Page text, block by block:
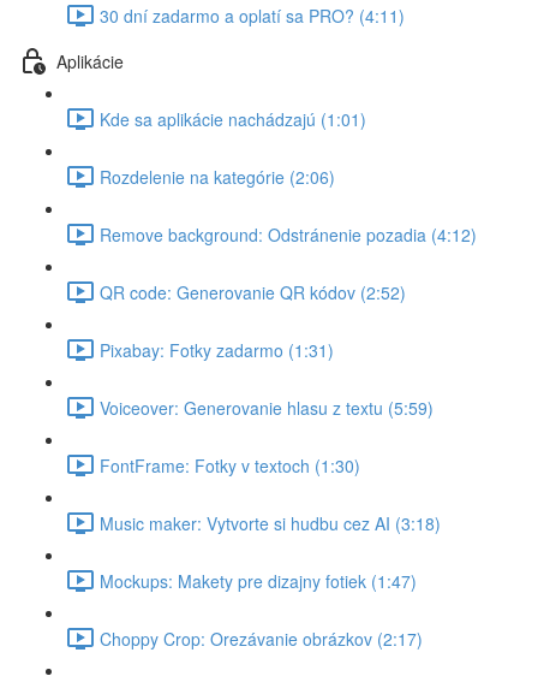
30 dní zadarmo a oplatí sa PRO? (4:11)
Aplikácie
Kde sa aplikácie nachádzajú (1:01)
Rozdelenie na kategórie (2:06)
Remove background: Odstránenie pozadia (4:12)
QR code: Generovanie QR kódov (2:52)
Pixabay: Fotky zadarmo (1:31)
Voiceover: Generovanie hlasu z textu (5:59)
FontFrame: Fotky v textoch (1:30)
Music maker: Vytvorte si hudbu cez AI (3:18)
Mockups: Makety pre dizajny fotiek (1:47)
Choppy Crop: Orezávanie obrázkov (2:17)